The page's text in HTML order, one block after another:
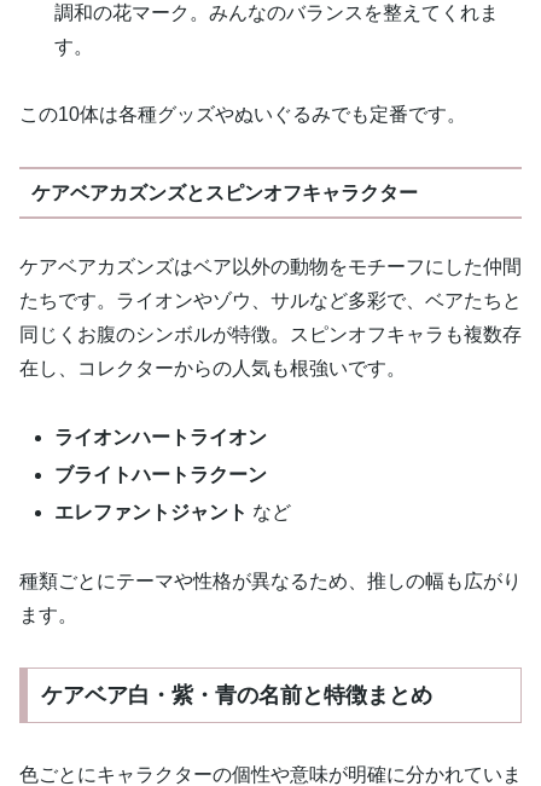
調和の花マーク。みんなのバランスを整えてくれま
す。
この10体は各種グッズやぬいぐるみでも定番です。
ケアベアカズンズとスピンオフキャラクター
ケアベアカズンズはベア以外の動物をモチーフにした仲間
たちです。ライオンやゾウ、サルなど多彩で、ベアたちと
同じくお腹のシンボルが特徴。スピンオフキャラも複数存
在し、コレクターからの人気も根強いです。
ライオンハートライオン
ブライトハートラクーン
エレファントジャント など
種類ごとにテーマや性格が異なるため、推しの幅も広がり
ます。
ケアベア白・紫・青の名前と特徴まとめ
色ごとにキャラクターの個性や意味が明確に分かれていま